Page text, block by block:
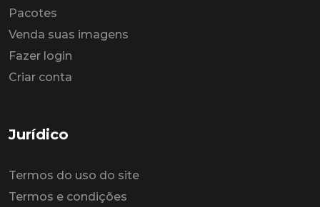
Pacotes
Venda suas imagens
Fazer login
Criar conta
Jurídico
Termos do uso do site
Termos e condições